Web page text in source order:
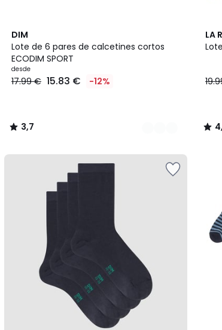
DIM
Lote de 6 pares de calcetines cortos
ECODIM SPORT
desde
17.99 € 15.83 € -12%
3,7
/ 5
2
Colores
3,7
/
LA
/ 5
/